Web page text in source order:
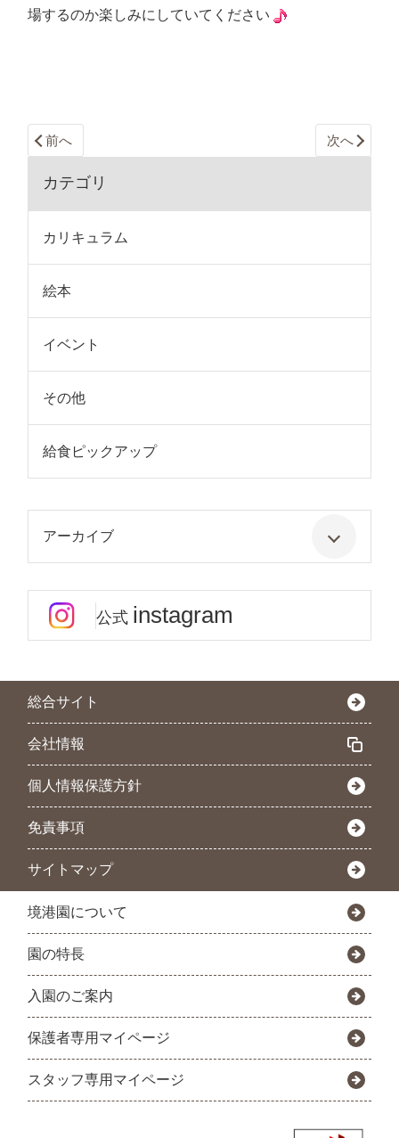
場するのか楽しみにしていてください
前へ 次へ
カテゴリ
カリキュラム
絵本
イベント
その他
給食ピックアップ
アーカイブ
公式 instagram
総合サイト
会社情報
個人情報保護方針
免責事項
サイトマップ
境港園について
園の特長
入園のご案内
保護者専用マイページ
スタッフ専用マイページ